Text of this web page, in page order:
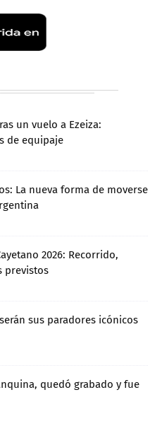
un vuelo a Ezeiza:
de equipaje
La nueva forma de moverse
2026: Recorrido,
previstos
sus paradores icónicos
quedó grabado y fue